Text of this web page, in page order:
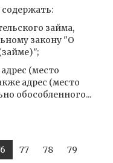
займа,
закону "О
(место
адрес (место
обособленного...
77 78
79